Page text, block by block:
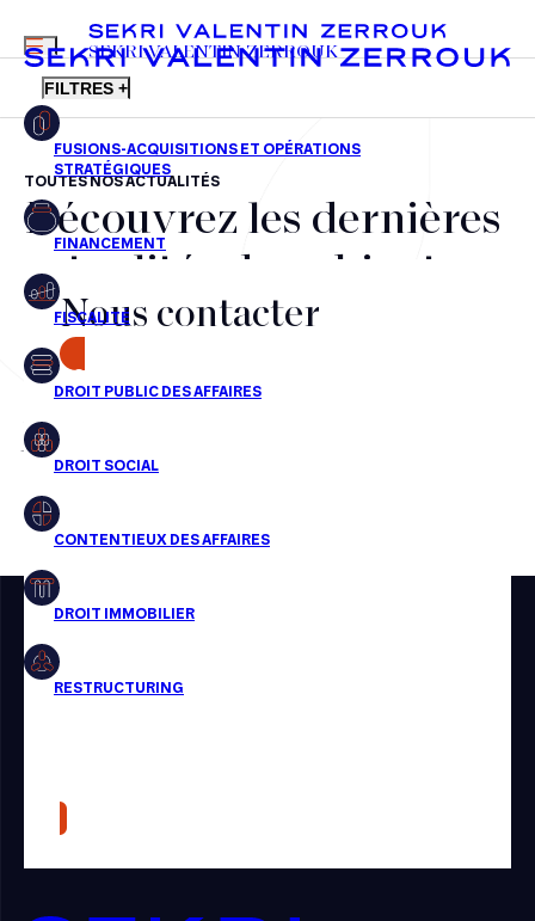
FR EN
MENU
SEKRI VALENTIN ZERROUK
FILTRES +
Fusions-acquisitions et opérations stratégiques
Financement
Fiscalité
Droit public des affaires
Droit social
Droit immobilier
Restructuring
Presse
TOUTES NOS ACTUALITÉS
Découvrez les dernières
actualités du cabinet,
nos récompenses et nos
transactions, jour après
jour
Aucun résultats pour cette recherche
Nous contacter